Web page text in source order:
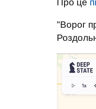
Про це
"Ворог